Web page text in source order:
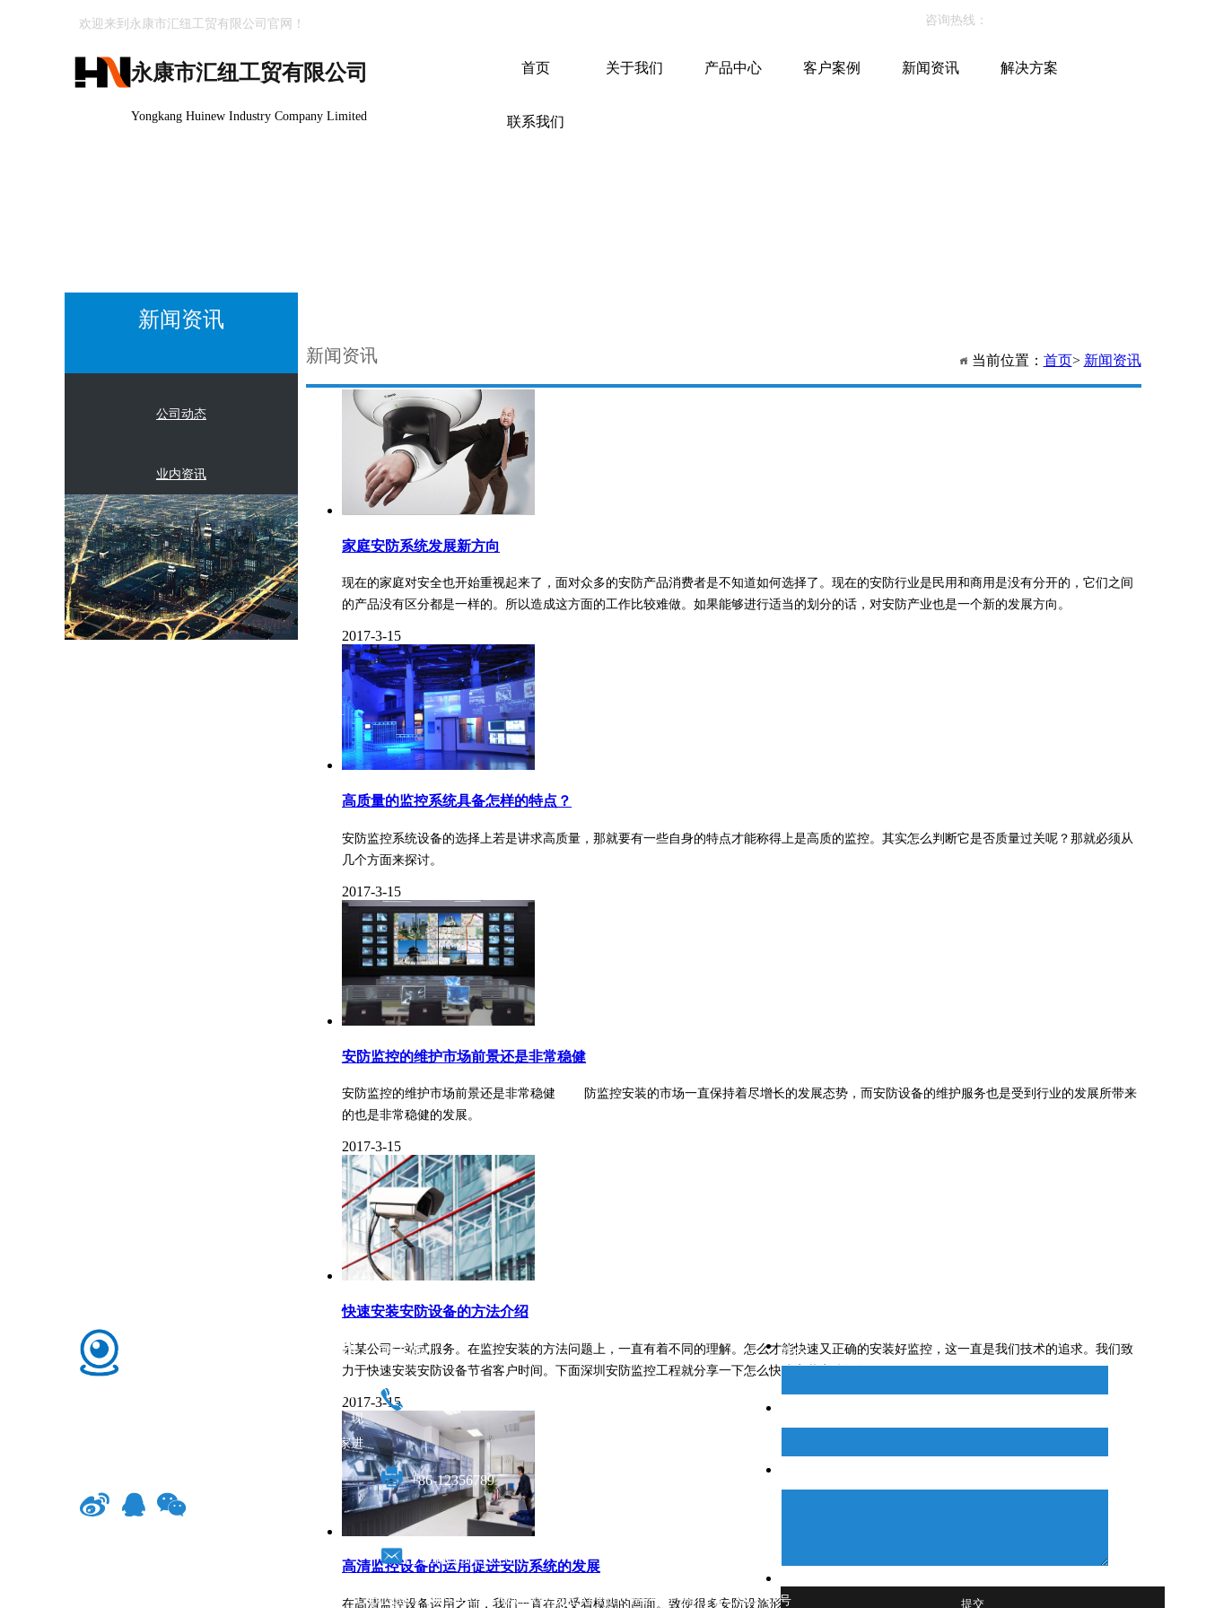
欢迎来到永康市汇纽工贸有限公司官网！ 咨询热线：
首页 关于我们 产品中心 客户案例 新闻资讯 解决方案
联系我们
永康市汇纽工贸有限公司
Yongkang Huinew Industry Company Limited
新闻资讯
公司动态
业内资讯
常见问题
新闻资讯 当前位置： 首页> 新闻资讯
家庭安防系统发展新方向
现在的家庭对安全也开始重视起来了，面对众多的安防产品消费者是不知道如何选择了。现在的安防行业是民用和商用是没有分开的，它们之间
的产品没有区分都是一样的。所以造成这方面的工作比较难做。如果能够进行适当的划分的话，对安防产业也是一个新的发展方向。
2017-3-15
高质量的监控系统具备怎样的特点？
安防监控系统设备的选择上若是讲求高质量，那就要有一些自身的特点才能称得上是高质的监控。其实怎么判断它是否质量过关呢？那就必须从
几个方面来探讨。
2017-3-15
安防监控的维护市场前景还是非常稳健
安防监控的维护市场前景还是非常稳健 防监控安装的市场一直保持着尽增长的发展态势，而安防设备的维护服务也是受到行业的发展所带来
的也是非常稳健的发展。
2017-3-15
快速安装安防设备的方法介绍
某某公司一站式服务。在监控安装的方法问题上，一直有着不同的理解。怎么才能快速又正确的安装好监控，这一直是我们技术的追求。我们致
力于快速安装安防设备节省客户时间。下面深圳安防监控工程就分享一下怎么快速安装安防设备。
2017-3-15
高清监控设备的运用促进安防系统的发展
在高清监控设备运用之前，我们一直在忍受着模糊的画面。致使很多安防设施形同摆设，在安防行业里越是高清就越有利于安防人员的工作这些
器材有限公司，成立于2006年。经过16年的发展，现
已成为一家综合性集团公司，拥有三家工厂和一家进
联系我们
+86-12356789
123456789@xx.com
姓名
提交
永康市汇纽工贸有限公司
Copyright © 2009-2011,www.xxxxxx.com,All rights reserved 苏ICP备XXXXXX号